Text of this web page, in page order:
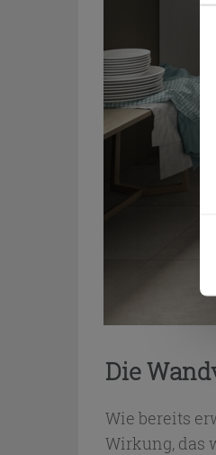
Die
Wie bereits
Wirkung, das